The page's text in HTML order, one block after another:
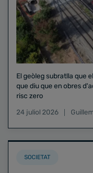
El geòleg subratlla que
que diu que en obres
risc zero
24 juliol 2026
SOCIETAT